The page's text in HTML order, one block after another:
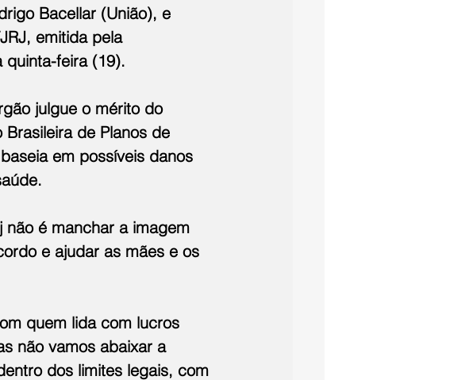
Bacellar (União), e
emitida pela
quinta-feira (19).
julgue o mérito do
de Planos de
em possíveis danos
é manchar a imagem
e ajudar as mães e os
quem lida com lucros
não vamos abaixar a
dos limites legais, com